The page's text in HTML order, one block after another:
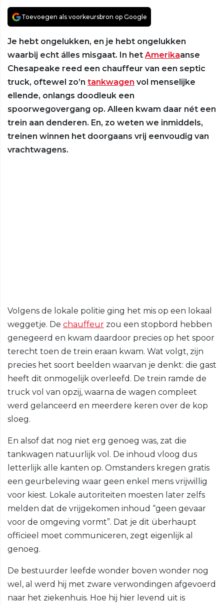
Toevoegen als voorkeursbron op Google
Je hebt ongelukken, en je hebt ongelukken
waarbij echt álles misgaat. In het Amerikaanse
Chesapeake reed een chauffeur van een septic
truck, oftewel zo’n tankwagen vol menselijke
ellende, onlangs doodleuk een
spoorwegovergang op. Alleen kwam daar nét een
trein aan denderen. En, zo weten we inmiddels,
treinen winnen het doorgaans vrij eenvoudig van
vrachtwagens.
Volgens de lokale politie ging het mis op een lokaal
weggetje. De chauffeur zou een stopbord hebben
genegeerd en kwam daardoor precies op het spoor
terecht toen de trein eraan kwam. Wat volgt, zijn
precies het soort beelden waarvan je denkt: die gast
heeft dit onmogelijk overleefd. De trein ramde de
truck vol van opzij, waarna de wagen compleet
werd gelanceerd en meerdere keren over de kop
sloeg.
En alsof dat nog niet erg genoeg was, zat die
tankwagen natuurlijk vol. De inhoud vloog dus
letterlijk alle kanten op. Omstanders kregen gratis
een geurbeleving waar geen enkel mens vrijwillig
voor kiest. Lokale autoriteiten moesten later zelfs
melden dat de vrijgekomen inhoud “geen gevaar
voor de omgeving vormt”. Dat je dit überhaupt
officieel moet communiceren, zegt eigenlijk al
genoeg.
De bestuurder leefde wonder boven wonder nog
wel, al werd hij met zware verwondingen afgevoerd
naar het ziekenhuis. Hoe hij hier levend uit is